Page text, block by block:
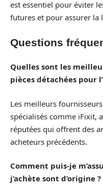
est essentiel pour éviter
futures et pour assurer la
Questions
Quelles sont les
pièces détachées pour
Les meilleurs
spécialisés comme iFixit,
réputées qui offrent des
acheteurs précédents.
Comment puis-je
j’achète sont d’origine ?